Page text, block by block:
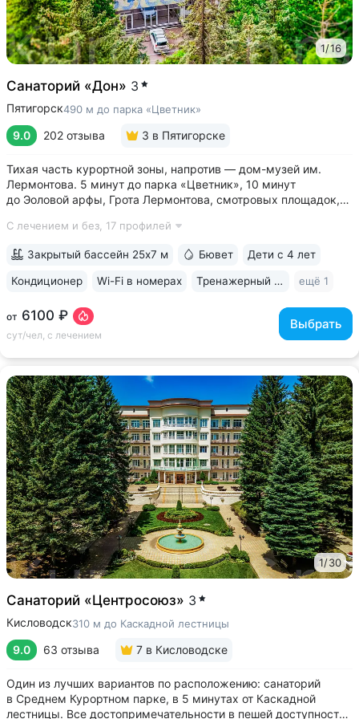
1/16
Санаторий «Дон» 3
Пятигорск490 м до парка «Цветник»
9.0 202 отзыва 3 в Пятигорске
Тихая часть курортной зоны, напротив — дом-музей им.
Лермонтова. 5 минут до парка «Цветник», 10 минут
до Эоловой арфы, Грота Лермонтова, смотровых площадок,
минеральной воды № 29. Воду этого источника можно
С лечением и без, 17 профилей
от 6100 ₽
сут/чел, с лечением
Выбрать
Закрытый бассейн 25х7 м Бювет Дети с 4 лет
Кондиционер Wi-Fi в номерах Тренажерный зал ещё 1
1/30
Санаторий «Центросоюз» 3
Кисловодск310 м до Каскадной лестницы
9.0 63 отзыва 7 в Кисловодске
Один из лучших вариантов по расположению: санаторий
в Среднем Курортном парке, в 5 минутах от Каскадной
лестницы. Все достопримечательности в пешей доступности